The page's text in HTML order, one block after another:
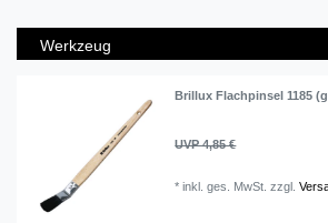
Werkzeug
Brillux Flachpinsel 1185
UVP 4,85 €
*inkl. ges. MwSt. zzgl.